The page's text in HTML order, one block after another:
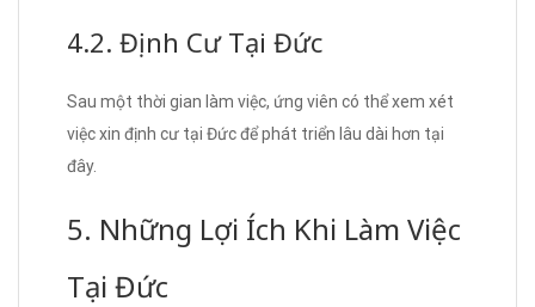
4.2. Định Cư Tại Đức
Sau một thời gian làm việc, ứng viên có thể xem xét
việc xin định cư tại Đức để phát triển lâu dài hơn tại
đây.
5. Những Lợi Ích Khi Làm Việc
Tại Đức